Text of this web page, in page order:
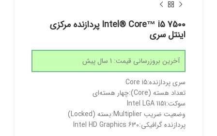
Intel® Core™ i5 7500 پردازنده مرکزی
اینتل سری
آخرین بروزرسانی قیمت: 1 سال پیش
سری پردازنده:Core i5
تعداد هسته (Core):چهار هسته‌ای
سوکت:Intel LGA 1151
وضعیت ضریب Multiplier:بسته (Locked)
پردازنده گرافیکی:Intel HD Graphics 630